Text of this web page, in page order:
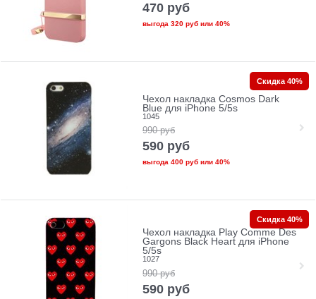
470 руб
выгода 320 рубили 40%
Чехол накладка Cosmos Dark
Blue для iPhone 5/5s
1045
990 руб
590 руб
выгода 400 рубили 40%
Скидка 40%
Чехол накладка Play Comme Des
Gargons Black Heart для iPhone
5/5s
1027
990 руб
590 руб
Скидка 40%